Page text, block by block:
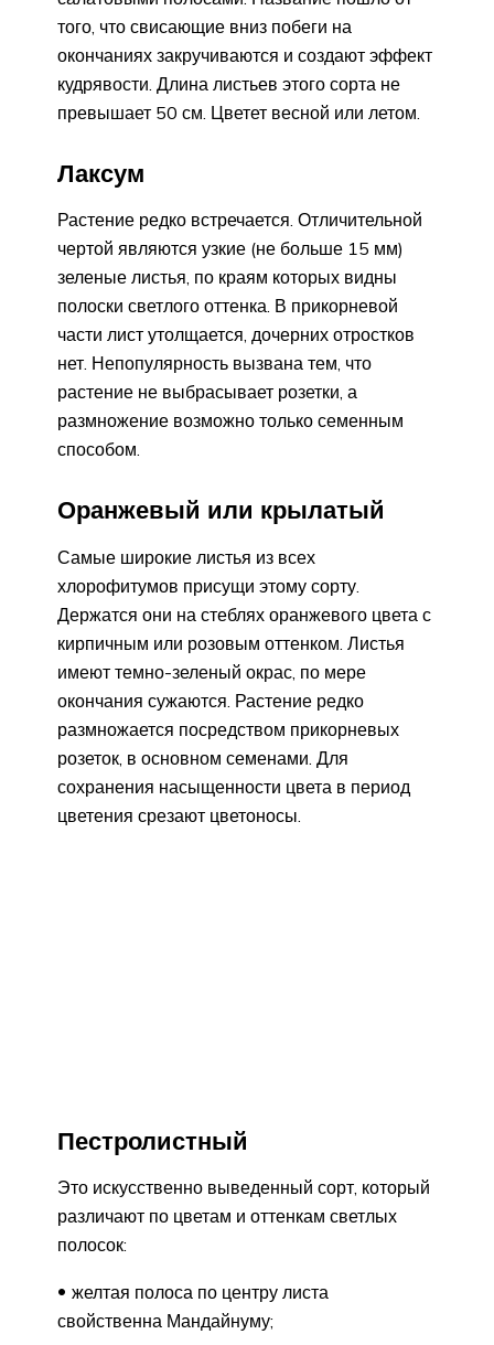
того, что свисающие вниз побеги на
окончаниях закручиваются и создают эффект
кудрявости. Длина листьев этого сорта не
превышает 50 см. Цветет весной или летом.
Лаксум
Растение редко встречается. Отличительной
чертой являются узкие (не больше 15 мм)
зеленые листья, по краям которых видны
полоски светлого оттенка. В прикорневой
части лист утолщается, дочерних отростков
нет. Непопулярность вызвана тем, что
растение не выбрасывает розетки, а
размножение возможно только семенным
способом.
Оранжевый или крылатый
Самые широкие листья из всех
хлорофитумов присущи этому сорту.
Держатся они на стеблях оранжевого цвета с
кирпичным или розовым оттенком. Листья
имеют темно-зеленый окрас, по мере
окончания сужаются. Растение редко
размножается посредством прикорневых
розеток, в основном семенами. Для
сохранения насыщенности цвета в период
цветения срезают цветоносы.
Пестролистный
Это искусственно выведенный сорт, который
различают по цветам и оттенкам светлых
полосок:
желтая полоса по центру листа
свойственна Мандайнуму;